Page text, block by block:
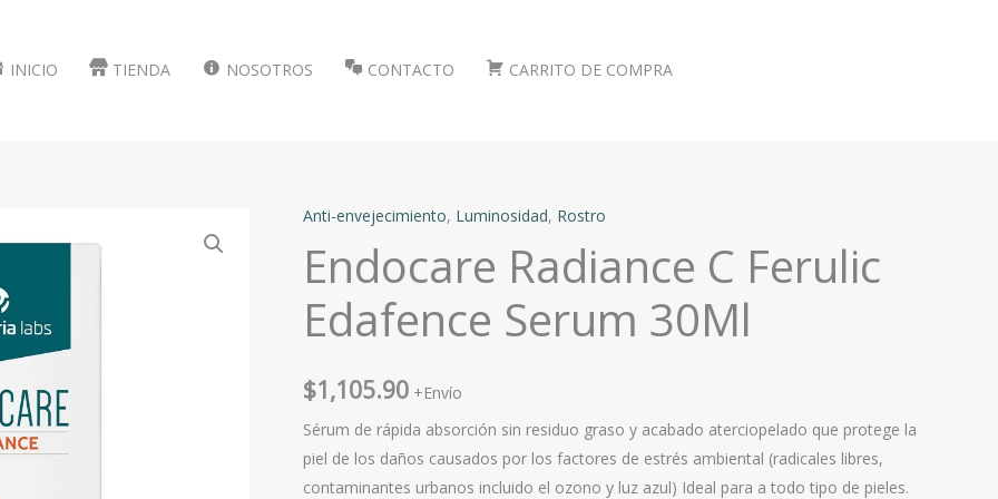
INICIO TIENDA NOSOTROS CONTACTO CARRITO DE COMPRA
Anti-envejecimiento, Luminosidad, Rostro
Endocare Radiance C Ferulic
Edafence Serum 30Ml
$1,105.90 +Envío
Sérum de rápida absorción sin residuo graso y acabado aterciopelado que protege la
piel de los daños causados por los factores de estrés ambiental (radicales libres,
contaminantes urbanos incluido el ozono y luz azul) Ideal para a todo tipo de pieles.